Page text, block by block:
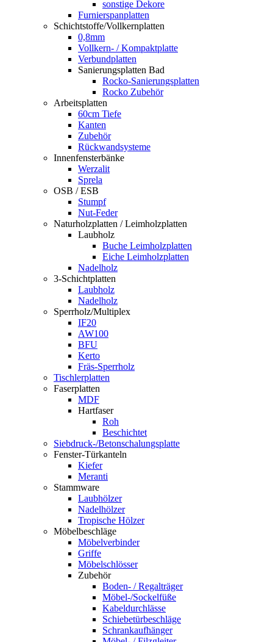
sonstige Dekore
Furnierspanplatten
Schichtstoffe/Vollkernplatten
0,8mm
Vollkern- / Kompaktplatte
Verbundplatten
Sanierungsplatten Bad
Rocko-Sanierungsplatten
Rocko Zubehör
Arbeitsplatten
60cm Tiefe
Kanten
Zubehör
Rückwandsysteme
Innenfensterbänke
Werzalit
Sprela
OSB / ESB
Stumpf
Nut-Feder
Naturholzplatten / Leimholzplatten
Laubholz
Buche Leimholzplatten
Eiche Leimholzplatten
Nadelholz
3-Schichtplatten
Laubholz
Nadelholz
Sperrholz/Multiplex
IF20
AW100
BFU
Kerto
Fräs-Sperrholz
Tischlerplatten
Faserplatten
MDF
Hartfaser
Roh
Beschichtet
Siebdruck-/Betonschalungsplatte
Fenster-Türkanteln
Kiefer
Meranti
Stammware
Laubhölzer
Nadelhölzer
Tropische Hölzer
Möbelbeschläge
Möbelverbinder
Griffe
Möbelschlösser
Zubehör
Boden- / Regalträger
Möbel-/Sockelfüße
Kabeldurchlässe
Schiebetürbeschläge
Schrankaufhänger